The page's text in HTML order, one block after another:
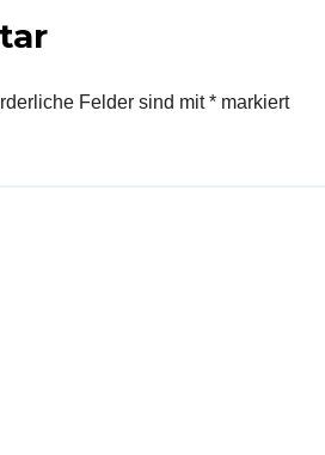
Felder sind mit* markiert